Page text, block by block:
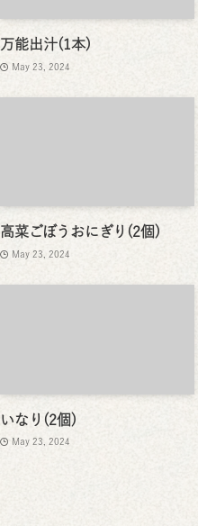
万能出汁(1本)
May 23, 2024
高菜ごぼうおにぎり(2個)
May 23, 2024
いなり(2個)
May 23, 2024